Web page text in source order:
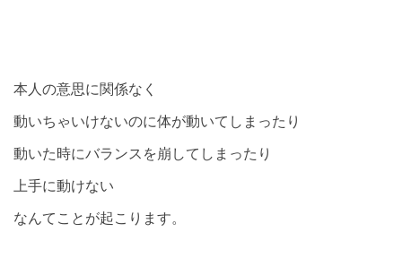
本人の意思に関係なく
動いちゃいけないのに体が動いてしまったり
動いた時にバランスを崩してしまったり
上手に動けない
なんてことが起こります。